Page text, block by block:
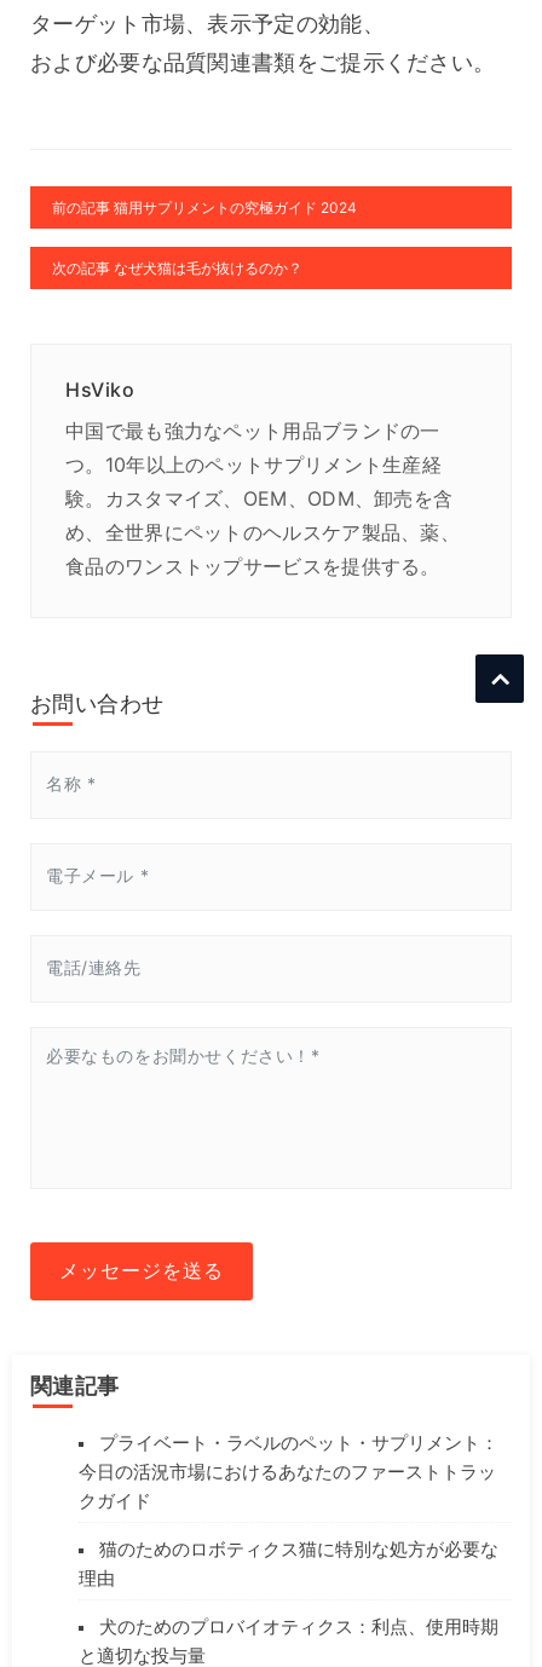
ターゲット市場、表示予定の効能、
および必要な品質関連書類をご提示ください。
前の記事 猫用サプリメントの究極ガイド 2024
次の記事 なぜ犬猫は毛が抜けるのか？
HsViko
中国で最も強力なペット用品ブランドの一
つ。10年以上のペットサプリメント生産経
験。カスタマイズ、OEM、ODM、卸売を含
め、全世界にペットのヘルスケア製品、薬、
食品のワンストップサービスを提供する。
お問い合わせ
メッセージを送る
関連記事
プライベート・ラベルのペット・サプリメント：
今日の活況市場におけるあなたのファーストトラッ
クガイド
猫のためのロボティクス猫に特別な処方が必要な
理由
犬のためのプロバイオティクス：利点、使用時期
と適切な投与量